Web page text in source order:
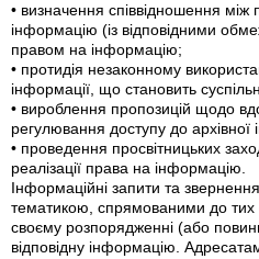
• визначення співвідношення між
інформацію (із відповідними
правом на інформацію;
• протидія незаконному
інформації, що становить
• вироблення пропозицій щодо
регулювання доступу до архівної
• проведення просвітницьких
реалізації права на інформацію.
Інформаційні запити та
тематикою, спрямованими до
своєму розпорядженні (або
відповідну інформацію.